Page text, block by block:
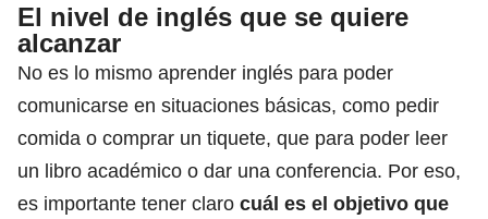
El nivel de inglés que se quiere
alcanzar
No es lo mismo aprender inglés para poder
comunicarse en situaciones básicas, como pedir
comida o comprar un tiquete, que para poder leer
un libro académico o dar una conferencia. Por eso,
es importante tener claro cuál es el objetivo que